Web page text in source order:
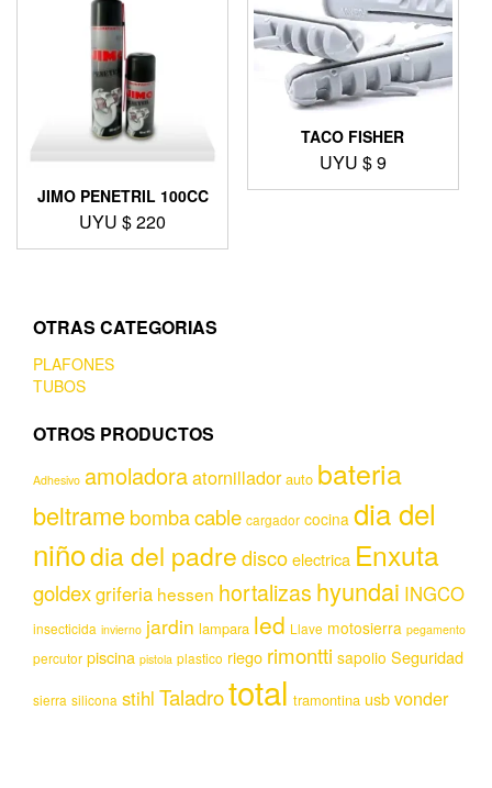
JIMO PENETRIL 100CC
UYU $220
TACO FISHER
UYU $9
OTRAS CATEGORIAS
PLAFONES
TUBOS
OTROS PRODUCTOS
Adhesivo amoladoraatornillador auto bateria
beltramebombacable cargador cocina dia del
niñodia del padrediscoelectrica Enxuta
goldexgriferia hessen hortalizas hyundai INGCO
insecticida invierno jardin lampara led Llave motosierra pegamento
percutor piscina pistola plastico riego rimontti sapolio Seguridad
sierra silicona stihl Taladrototal tramontina usbvonder